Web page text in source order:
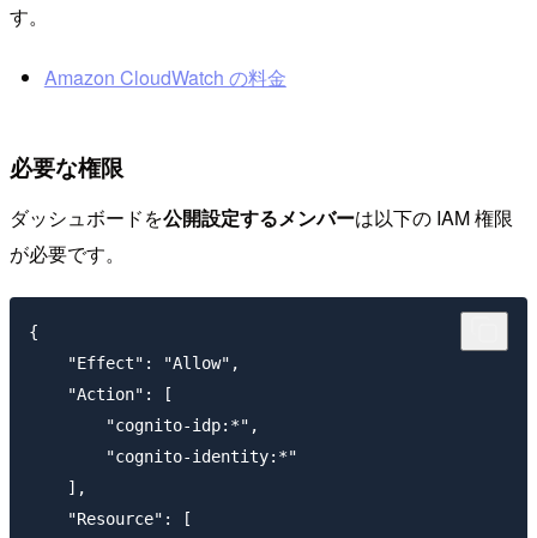
す。
Amazon CloudWatch の料金
必要な権限
ダッシュボードを公開設定するメンバーは以下の IAM 権限
が必要です。
{
    "Effect": "Allow",
    "Action": [
        "cognito-idp:*",
        "cognito-identity:*"
    ],
    "Resource": [